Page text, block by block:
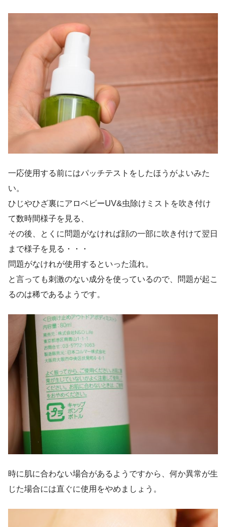
一応使用する前にはパッチテストをしたほうがよいみた
い。
ひじやひざ裏にアロベビーUV&虫除けミストを吹き付け
て数時間様子を見る、
その後、とくに問題がなければ顔の一部に吹き付けて翌日
まで様子を見る・・・
問題がなけれが使用するといった流れ。
と言っても刺激のない成分を使っているので、問題が起こ
るのは稀であるようです。
時に肌に合わない場合があるようですから、何か異常が生
じた場合には直ぐに使用をやめましょう。